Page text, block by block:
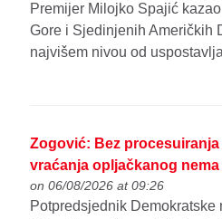
Premijer Milojko Spajić
Gore i Sjedinjenih Američkih
najvišem nivou od
Zogović: Bez
vraćanja opljačkanog
on 06/08/2026 at 09:26
Potpredsjednik